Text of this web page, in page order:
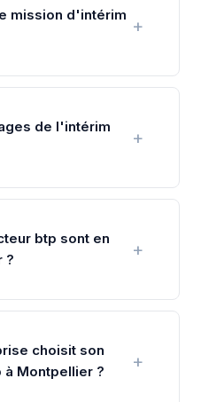
mission d'intérim
de l'intérim
btp sont en
?
choisit son
Montpellier ?